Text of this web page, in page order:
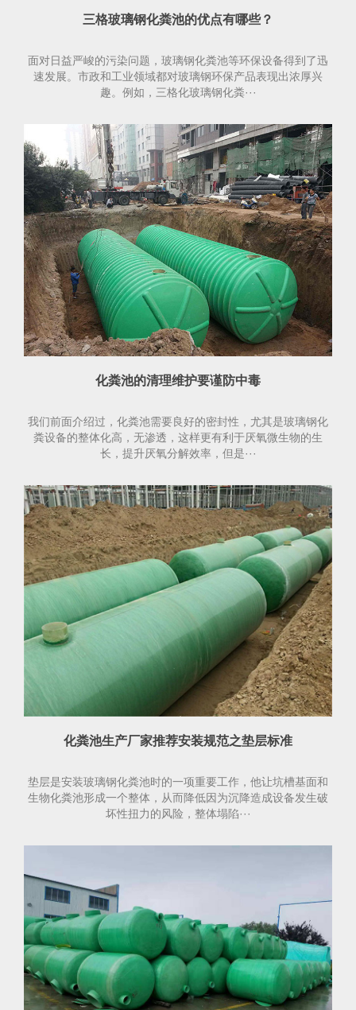
三格玻璃钢化粪池的优点有哪些？
面对日益严峻的污染问题，玻璃钢化粪池等环保设备得到了迅
速发展。市政和工业领域都对玻璃钢环保产品表现出浓厚兴
趣。例如，三格化玻璃钢化粪···
化粪池的清理维护要谨防中毒
我们前面介绍过，化粪池需要良好的密封性，尤其是玻璃钢化
粪设备的整体化高，无渗透，这样更有利于厌氧微生物的生
长，提升厌氧分解效率，但是···
化粪池生产厂家推荐安装规范之垫层标准
垫层是安装玻璃钢化粪池时的一项重要工作，他让坑槽基面和
生物化粪池形成一个整体，从而降低因为沉降造成设备发生破
坏性扭力的风险，整体塌陷···